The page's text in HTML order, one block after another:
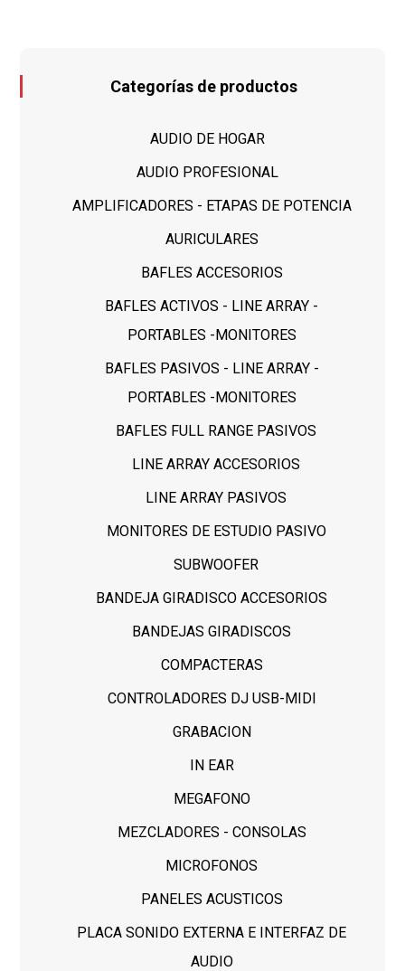
Categorías de productos
AUDIO DE HOGAR
AUDIO PROFESIONAL
AMPLIFICADORES - ETAPAS DE POTENCIA
AURICULARES
BAFLES ACCESORIOS
BAFLES ACTIVOS - LINE ARRAY -
PORTABLES -MONITORES
BAFLES PASIVOS - LINE ARRAY -
PORTABLES -MONITORES
BAFLES FULL RANGE PASIVOS
LINE ARRAY ACCESORIOS
LINE ARRAY PASIVOS
MONITORES DE ESTUDIO PASIVO
SUBWOOFER
BANDEJA GIRADISCO ACCESORIOS
BANDEJAS GIRADISCOS
COMPACTERAS
CONTROLADORES DJ USB-MIDI
GRABACION
IN EAR
MEGAFONO
MEZCLADORES - CONSOLAS
MICROFONOS
PANELES ACUSTICOS
PLACA SONIDO EXTERNA E INTERFAZ DE
AUDIO